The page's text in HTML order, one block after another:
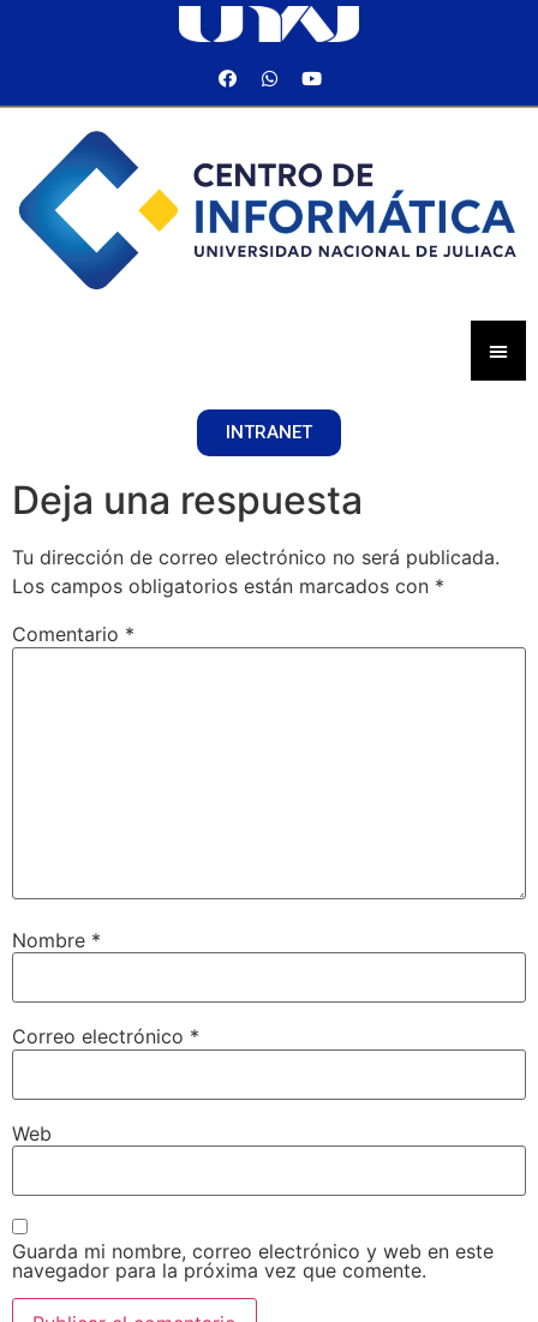
INTRANET
Deja una respuesta
Tu dirección de correo electrónico no será publicada.
Los campos obligatorios están marcados con *
Comentario *
Nombre *
Correo electrónico *
Web
Guarda mi nombre, correo electrónico y web en este
navegador para la próxima vez que comente.